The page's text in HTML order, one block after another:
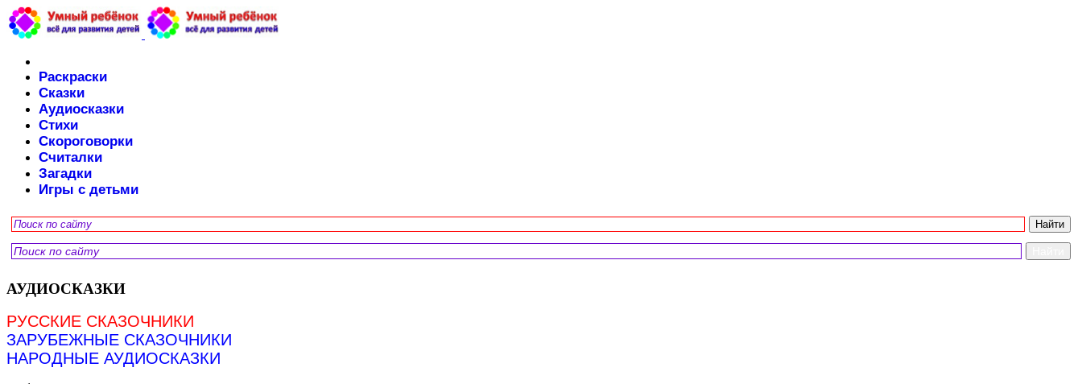
Раскраски
Сказки
Аудиосказки
Стихи
Скороговорки
Считалки
Загадки
Игры с детьми
АУДИОСКАЗКИ
РУССКИЕ СКАЗОЧНИКИ
ЗАРУБЕЖНЫЕ СКАЗОЧНИКИ
НАРОДНЫЕ АУДИОСКАЗКИ